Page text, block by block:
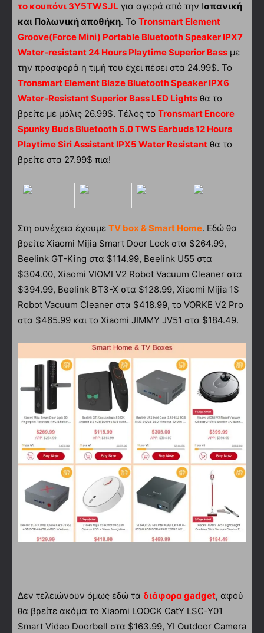
το κουπόνι 3Y5TWSJL για αγορά από την Ισπανική
και Πολωνική αποθήκη. Το Tronsmart Element
Groove(Force Mini) Portable Bluetooth Speaker IPX7
Water-resistant 24 Hours Playtime Superior Bass με
την προσφορά η τιμή του έχει πέσει στα 24.99$. Το
Tronsmart Element Blaze Bluetooth Speaker IPX6
Water-Resistant Superior Bass LED Lights θα το
βρείτε με μόλις 26.99$. Τέλος το Tronsmart Encore
Spunky Buds Bluetooth 5.0 TWS Earbuds 12 Hours
Playtime Siri Assistant IPX5 Water Resistant θα το
βρείτε στα 27.99$ πια!
Στη συνέχεια έχουμε TV box & Smart Home. Εδώ θα
βρείτε Xiaomi Mijia Smart Door Lock στα $264.99,
Beelink GT-King στα $114.99, Beelink U55 στα
$304.00, Xiaomi VIOMI V2 Robot Vacuum Cleaner στα
$394.99, Beelink BT3-X στα $128.99, Xiaomi Mijia 1S
Robot Vacuum Cleaner στα $418.99, το VORKE V2 Pro
στα $465.99 και το Xiaomi JIMMY JV51 στα $184.49.
Δεν τελειώνουν όμως εδώ τα διάφορα gadget, αφού
θα βρείτε ακόμα το Xiaomi LOOCK CatY LSC-Y01
Smart Video Doorbell στα $163.99, YI Outdoor Camera